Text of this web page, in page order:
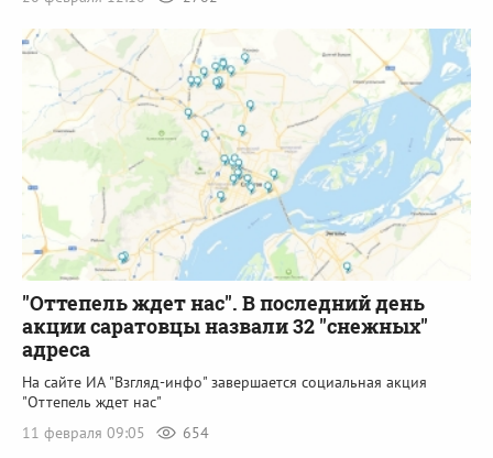
"Оттепель ждет нас". В последний день
акции саратовцы назвали 32 "снежных"
адреса
На сайте ИА "Взгляд-инфо" завершается социальная акция
"Оттепель ждет нас"
11 февраля 09:05
654